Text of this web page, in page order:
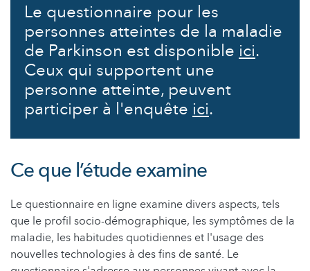
Le questionnaire pour les
personnes atteintes de la maladie
de Parkinson est disponible ici.
Ceux qui supportent une
personne atteinte, peuvent
participer à l'enquête ici.
Ce que l’étude examine
Le questionnaire en ligne examine divers aspects, tels
que le profil socio-démographique, les symptômes de la
maladie, les habitudes quotidiennes et l'usage des
nouvelles technologies à des fins de santé. Le